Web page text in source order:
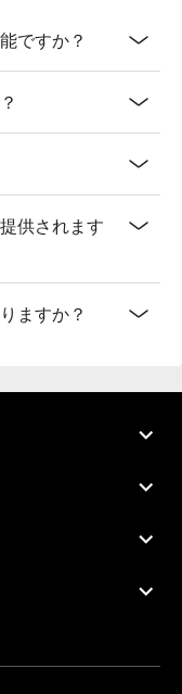
ですか？
供されます
ますか？